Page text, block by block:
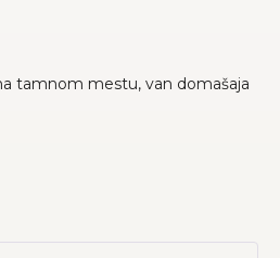
tamnom mestu, van domašaja